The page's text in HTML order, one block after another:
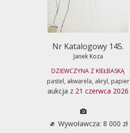
Nr Katalogowy 145.
Janek Koza
DZIEWCZYNA Z KIEŁBASKĄ
pastel, akwarela, akryl, papier
aukcja z 21 czerwca 2026
Wywoławcza: 8 000 zł